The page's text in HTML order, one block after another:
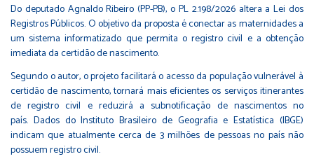
Do deputado Agnaldo Ribeiro (PP-PB), o PL 2.198/2026altera aLei dos
Registros Públicos. O objetivo da proposta é conectar as maternidades a
um sistema informatizado que permita o registro civil e a obtenção
imediata da certidão de nascimento.
Segundo o autor, o projeto facilitará o acesso da população vulnerável à
certidão de nascimento, tornará mais eficientes os serviços itinerantes
de registro civil e reduzirá a subnotificação de nascimentos no
país. Dados do Instituto Brasileiro de Geografia e Estatística (IBGE)
indicam que atualmente cerca de 3 milhões de pessoas no país não
possuem registro civil.